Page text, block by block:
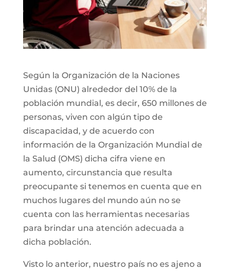
Según la Organización de la Naciones
Unidas (ONU) alrededor del 10% de la
población mundial, es decir, 650 millones de
personas, viven con algún tipo de
discapacidad, y de acuerdo con
información de la Organización Mundial de
la Salud (OMS) dicha cifra viene en
aumento, circunstancia que resulta
preocupante si tenemos en cuenta que en
muchos lugares del mundo aún no se
cuenta con las herramientas necesarias
para brindar una atención adecuada a
dicha población.
Visto lo anterior, nuestro país no es ajeno a